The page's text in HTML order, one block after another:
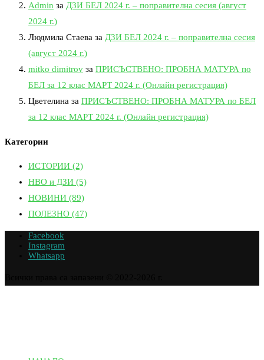
Admin за ДЗИ БЕЛ 2024 г. – поправителна сесия (август
2024 г.)
Людмила Стаева за ДЗИ БЕЛ 2024 г. – поправителна сесия
(август 2024 г.)
mitko dimitrov за ПРИСЪСТВЕНО: ПРОБНА МАТУРА по
БЕЛ за 12 клас МАРТ 2024 г. (Онлайн регистрация)
Цветелина за ПРИСЪСТВЕНО: ПРОБНА МАТУРА по БЕЛ
за 12 клас МАРТ 2024 г. (Онлайн регистрация)
Категории
ИСТОРИИ (2)
НВО и ДЗИ (5)
НОВИНИ (89)
ПОЛЕЗНО (47)
Facebook
Instagram
Whatsapp